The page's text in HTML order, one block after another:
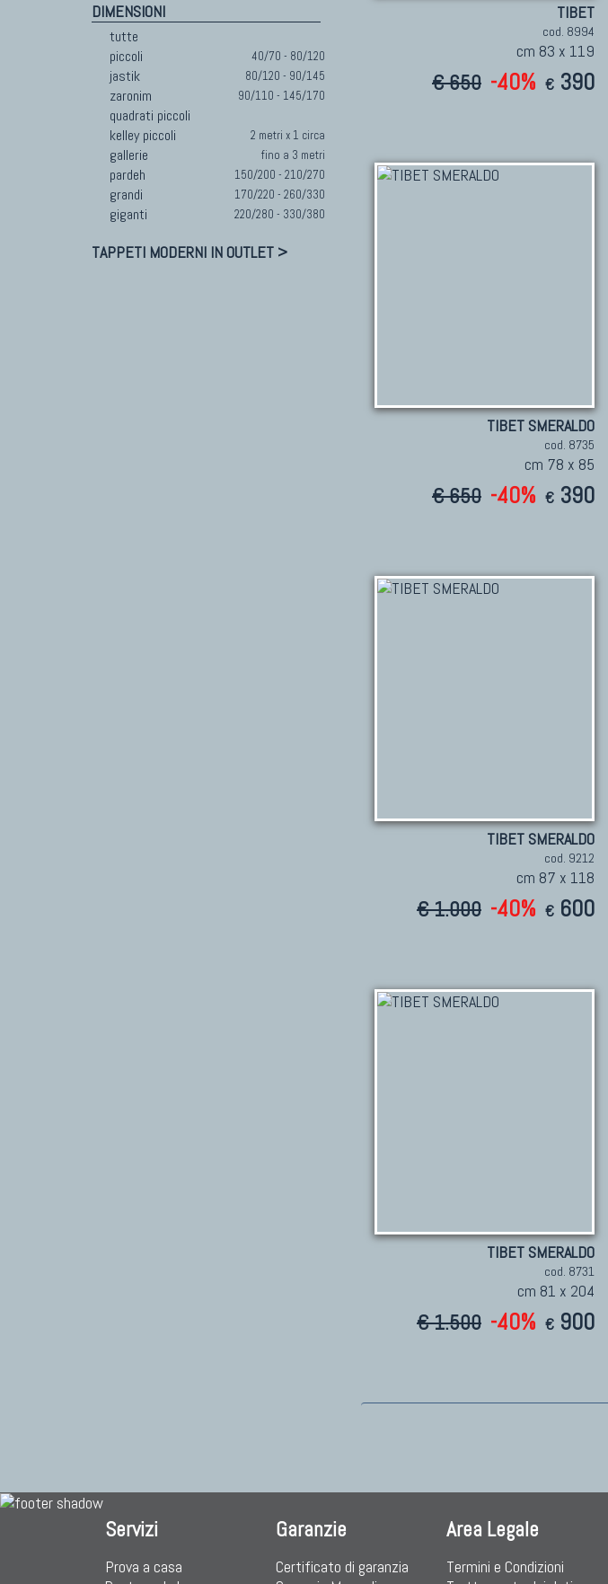
DIMENSIONI
tutte
piccoli
40/70 - 80/120
jastik 80/120 - 90/145
zaronim 90/110 - 145/170
quadrati piccoli
kelley piccoli
2 metri x 1 circa
gallerie fino a 3 metri
pardeh 150/200 - 210/270
grandi 170/220 - 260/330
giganti 220/280 - 330/380
TAPPETI MODERNI IN OUTLET >
TIBET
cod. 8994
cm 83 x 119
€ 650 -40% € 390
TIBET SMERALDO
cod. 8735
cm 78 x 85
€ 650 -40% € 390
TIBET SMERALDO
cod. 9212
cm 87 x 118
€ 1.000 -40% € 600
TIBET SMERALDO
cod. 8731
cm 81 x 204
€ 1.500 -40% € 900
Servizi
Prova a casa
Garanzie
Certificato di garanzia
Area Legale
Termini e Condizioni